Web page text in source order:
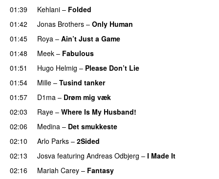
01:39 Kehlani – Folded
01:42 Jonas Brothers – Only Human
01:45
Roya – Ain’t Just a Game
01:48 Meek – Fabulous
01:51 Hugo Helmig – Please Don’t Lie
01:54 Mille – Tusind tanker
01:57
D1ma – Drøm mig væk
02:03 Raye – Where Is My Husband!
02:06 Medina – Det smukkeste
02:10
Arlo Parks – 2Sided
02:13 Josva featuring Andreas Odbjerg – I Made It
02:16
Mariah Carey – Fantasy